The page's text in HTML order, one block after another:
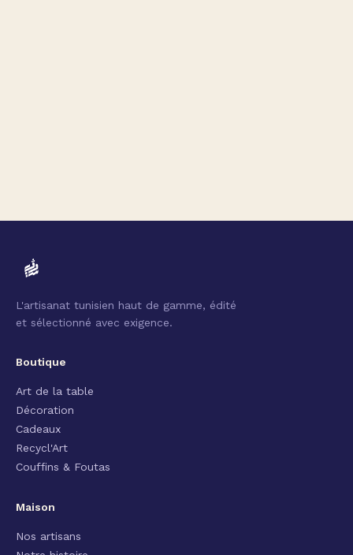
L'artisanat tunisien haut de gamme, édité
et sélectionné avec exigence.
Boutique
Art de la table
Décoration
Cadeaux
Recycl'Art
Couffins & Foutas
Maison
Nos artisans